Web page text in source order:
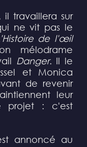
il travaillera sur
ne vit pas le
de l'œil
mélodrame
Danger. Il le
et Monica
de revenir
leur
projet : c'est
annoncé au